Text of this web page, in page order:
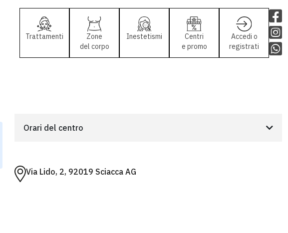
Trattamenti
Zone
del corpo
Inestetismi
Centri
e promo
Accedi o
registrati
Orari del centro
Via Lido, 2, 92019 Sciacca AG